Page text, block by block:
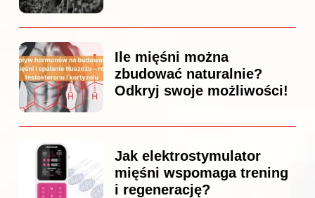
Ile mięśni można
zbudować naturalnie?
Odkryj swoje możliwości!
Jak elektrostymulator
mięśni wspomaga trening
i regenerację?